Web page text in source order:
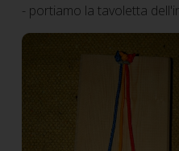
- portiamo la tavoletta